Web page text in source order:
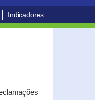
Indicadores